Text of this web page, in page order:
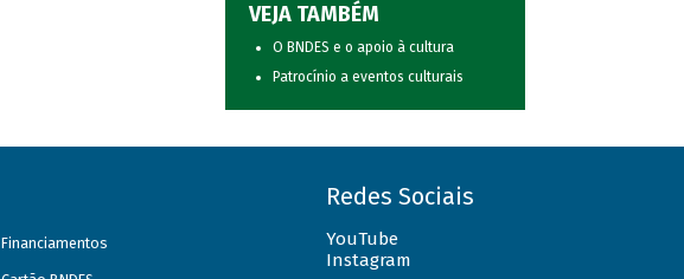
VEJA TAMBÉM
O BNDES e o apoio à cultura
Patrocínio a eventos culturais
Financiamentos
Redes Sociais
YouTube
Instagram